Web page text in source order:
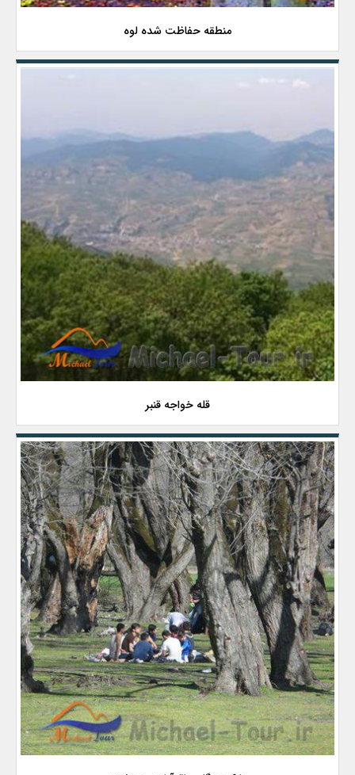
منطقه حفاظت شده لوه
قله خواجه قنبر